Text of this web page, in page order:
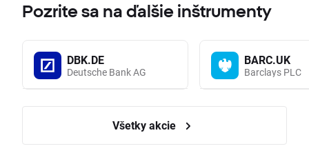
Pozrite sa na ďalšie inštrumenty
DBK.DE
Deutsche Bank AG
BARC.UK
Barclays PLC
Všetky akcie